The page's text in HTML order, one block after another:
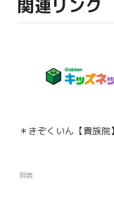
関連リンク
＊きぞくいん【貴族院】
辞典